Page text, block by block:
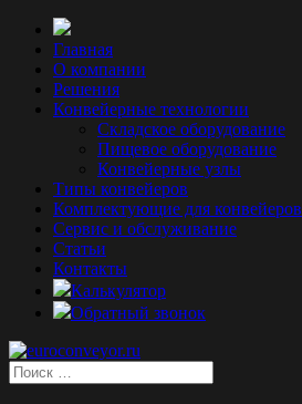
Главная
О компании
Решения
Конвейерные технологии
Складское оборудование
Пищевое оборудование
Конвейерные узлы
Типы конвейеров
Комплектующие для конвейеров
Сервис и обслуживание
Статьи
Контакты
Калькулятор
Обратный звонок